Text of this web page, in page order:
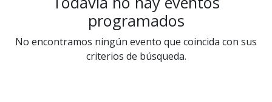
programados
No encontramos ningún evento que coincida con sus
criterios de búsqueda.